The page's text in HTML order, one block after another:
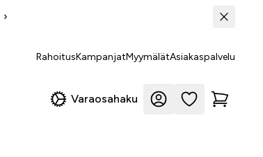
›
RahoitusKampanjatMyymälätAsiakaspalvelu
Varaosahaku